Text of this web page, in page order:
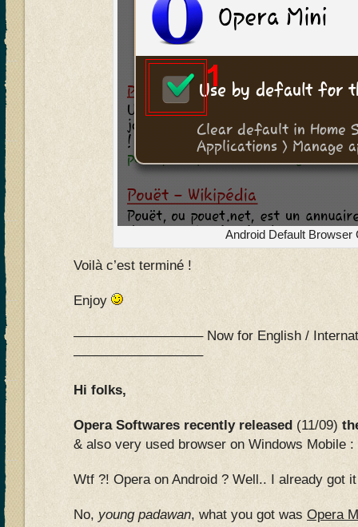
Android Default Browser
Voilà c’est terminé !
Enjoy
—————————– Now for English /
—————————–
Hi folks,
Opera Softwares recently released (11/09)
& also very used browser on Windows Mobile :
Wtf ?! Opera on Android ? Well.. I already got
No, young padawan, what you got was Opera